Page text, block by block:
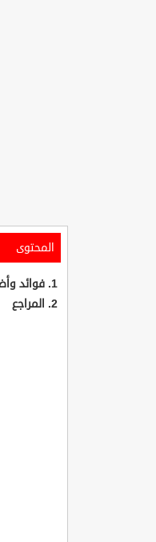
المحتوى
فوائد
المراجع